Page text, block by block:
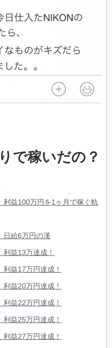
で稼いだの？
利益100万円を1ヶ月で稼ぐ軌
日給6万円の漢
利益13万達成！
利益17万円達成！
利益20万円達成！
利益22万円達成！
利益25万円達成！
利益27万円達成！